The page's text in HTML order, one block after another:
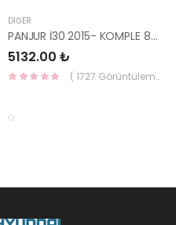
DIĞER
PANJUR İ30 2015- KOMPLE 86350-A6800-YS
5132.00 ₺
( 1727 Görüntüleme )